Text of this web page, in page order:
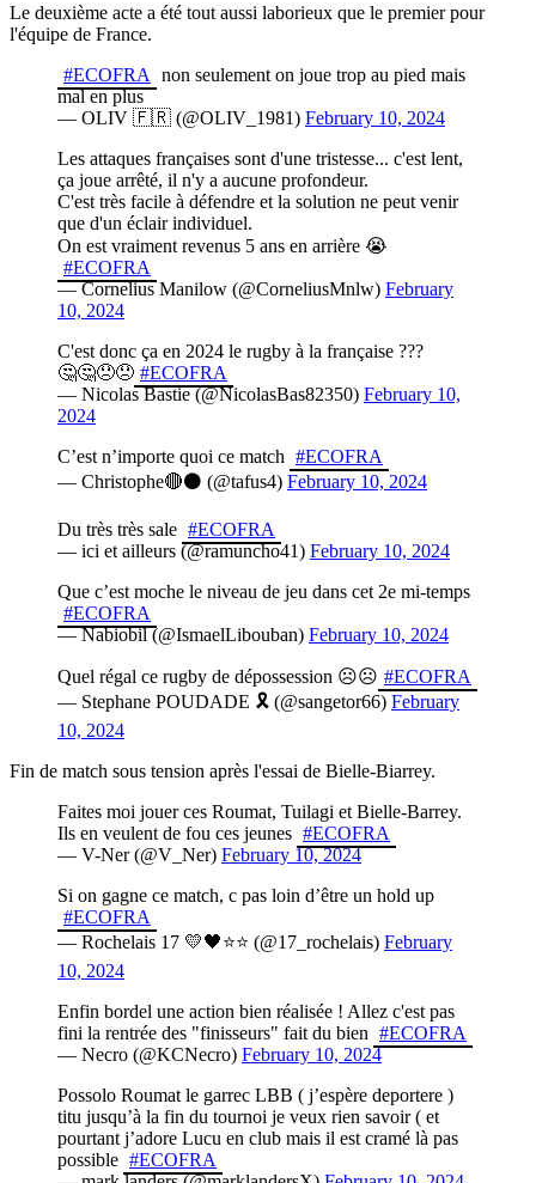
Le deuxième acte a été tout aussi laborieux que le premier pour
l'équipe de France.
#ECOFRA
non seulement on joue trop au pied mais
mal en plus
— OLIV 🇫🇷 (@OLIV_1981) February 10, 2024
Les attaques françaises sont d'une tristesse... c'est lent,
ça joue arrêté, il n'y a aucune profondeur.
C'est très facile à défendre et la solution ne peut venir
que d'un éclair individuel.
On est vraiment revenus 5 ans en arrière 😭
#ECOFRA
— Cornelius Manilow (@CorneliusMnlw) February
10, 2024
C'est donc ça en 2024 le rugby à la française ???
🤔🤔😞😞 #ECOFRA
— Nicolas Bastie (@NicolasBas82350) February 10,
2024
C’est n’importe quoi ce match #ECOFRA
— Christophe🔴⚫️ (@tafus4) February 10, 2024
Du très très sale #ECOFRA
— ici et ailleurs (@ramuncho41) February 10, 2024
Que c’est moche le niveau de jeu dans cet 2e mi-temps
#ECOFRA
— Nabiobil (@IsmaelLibouban) February 10, 2024
Quel régal ce rugby de dépossession ☹️☹️ #ECOFRA
— Stephane POUDADE 🎗 (@sangetor66) February
10, 2024
Fin de match sous tension après l'essai de Bielle-Biarrey.
Faites moi jouer ces Roumat, Tuilagi et Bielle-Barrey.
Ils en veulent de fou ces jeunes #ECOFRA
— V-Ner (@V_Ner) February 10, 2024
Si on gagne ce match, c pas loin d’être un hold up
#ECOFRA
— Rochelais 17 💛🖤⭐️⭐️ (@17_rochelais) February
10, 2024
Enfin bordel une action bien réalisée ! Allez c'est pas
fini la rentrée des "finisseurs" fait du bien #ECOFRA
— Necro (@KCNecro) February 10, 2024
Possolo Roumat le garrec LBB ( j’espère deportere )
titu jusqu’à la fin du tournoi je veux rien savoir ( et
pourtant j’adore Lucu en club mais il est cramé là pas
possible #ECOFRA